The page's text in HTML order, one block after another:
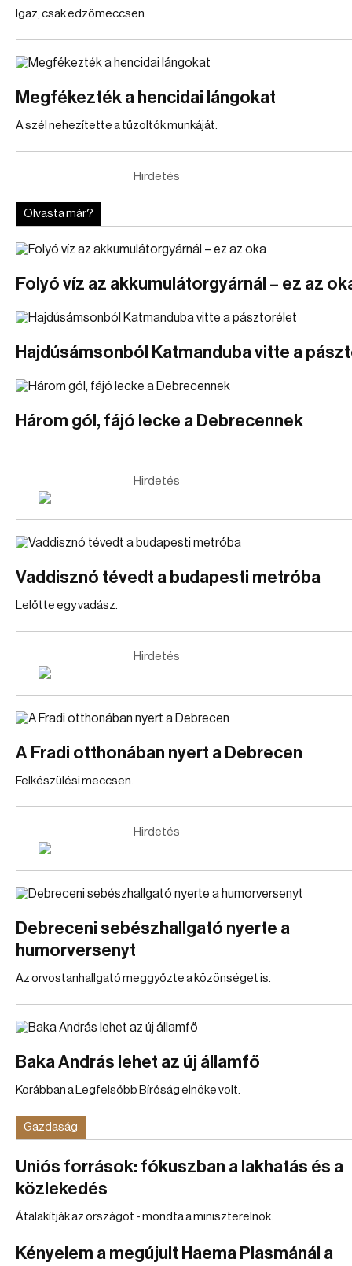
Igaz, csak edzőmeccsen.
Megfékezték a hencidai lángokat
A szél nehezítette a tűzoltók munkáját.
Hirdetés
Olvasta már?
Folyó víz az akkumulátorgyárnál – ez az
Hajdúsámsonból Katmanduba vitte a
Három gól, fájó lecke a Debrecennek
Hirdetés
Vaddisznó tévedt a budapesti metróba
Lelőtte egy vadász.
Hirdetés
A Fradi otthonában nyert a Debrecen
Felkészülési meccsen.
Hirdetés
Debreceni sebészhallgató nyerte a
humorversenyt
Az orvostanhallgató meggyőzte a közönséget is.
Baka András lehet az új államfő
Korábban a Legfelsőbb Bíróság elnöke volt.
Gazdaság
Uniós források: fókuszban a lakhatás és a
közlekedés
Átalakítják az országot - mondta a miniszterelnök.
Kényelem a megújult Haema Plasmánál a